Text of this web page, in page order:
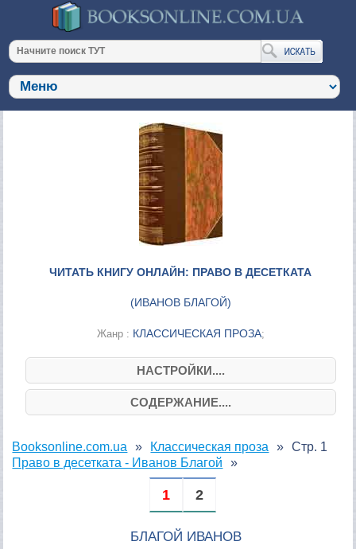
ЧИТАТЬ КНИГУ ОНЛАЙН: ПРАВО В ДЕСЕТКАТА
(ИВАНОВ БЛАГОЙ)
Жанр : КЛАССИЧЕСКАЯ ПРОЗА;
НАСТРОЙКИ....
СОДЕРЖАНИЕ....
Booksonline.com.ua
Классическая проза
Право в десетката - Иванов Благой
Стр. 1
1 2
БЛАГОЙ ИВАНОВ